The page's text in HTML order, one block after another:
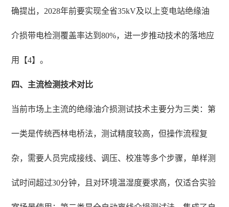
确提出，2028年前要实现全省35kV及以上变电站绝缘油
介损带电检测覆盖率达到80%，进一步推动技术的落地应
用【4】。
四、主流检测技术对比
当前市场上主流的绝缘油介损测试技术主要分为三类：第
一类是传统西林电桥法，测试精度较高，但操作流程复
杂，需要人员完成接线、调压、校准等多个步骤，单样测
试时间超过30分钟，且对环境温湿度要求高，仅适合实验